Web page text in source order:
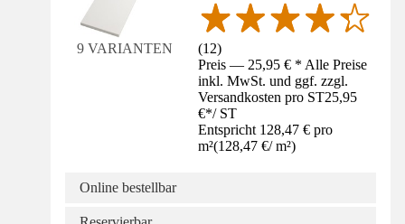
9 VARIANTEN (12)
Preis — 25,95 € * Alle Preise
inkl. MwSt. und ggf. zzgl.
Versandkosten pro ST25,95
€*/ ST
Entspricht 128,47 € pro
m²(128,47 €/ m²)
Online bestellbar